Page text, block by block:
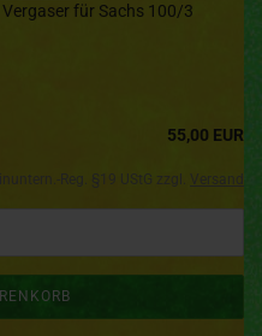
für Sachs 100/3
55,00 EUR